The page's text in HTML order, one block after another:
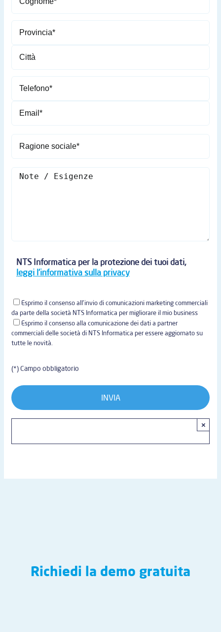
NTS Informatica per la protezione dei tuoi dati,
leggi l'informativa sulla privacy
Esprimo il consenso all'invio di comunicazioni marketing commerciali
da parte della società NTS Informatica per migliorare il mio business
Esprimo il consenso alla comunicazione dei dati a partner
commerciali delle società di NTS Informatica per essere aggiornato su
tutte le novità.
(*) Campo obbligatorio
×
Richiedi la demo gratuita